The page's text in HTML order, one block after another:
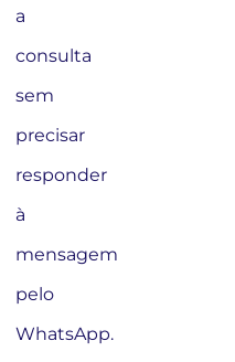
a
consulta
sem
precisar
responder
à
mensagem
pelo
WhatsApp.